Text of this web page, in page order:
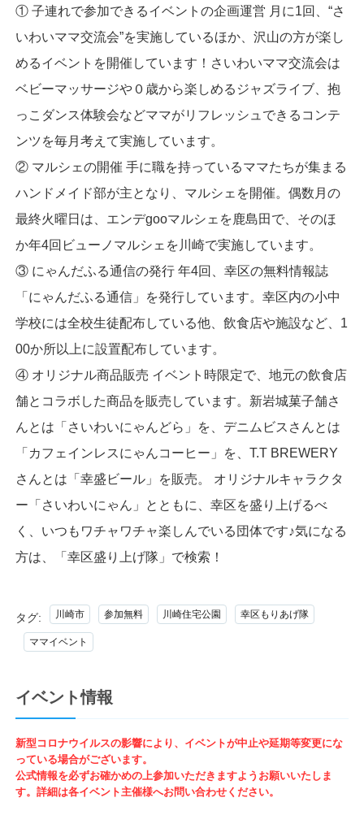
① 子連れで参加できるイベントの企画運営 月に1回、“さ
いわいママ交流会”を実施しているほか、沢山の方が楽し
めるイベントを開催しています！さいわいママ交流会は
ベビーマッサージや０歳から楽しめるジャズライブ、抱
っこダンス体験会などママがリフレッシュできるコンテ
ンツを毎月考えて実施しています。
② マルシェの開催 手に職を持っているママたちが集まる
ハンドメイド部が主となり、マルシェを開催。偶数月の
最終火曜日は、エンデgooマルシェを鹿島田で、そのほ
か年4回ビューノマルシェを川崎で実施しています。
③ にゃんだふる通信の発行 年4回、幸区の無料情報誌
「にゃんだふる通信」を発行しています。幸区内の小中
学校には全校生徒配布している他、飲食店や施設など、1
00か所以上に設置配布しています。
④ オリジナル商品販売 イベント時限定で、地元の飲食店
舗とコラボした商品を販売しています。新岩城菓子舗さ
んとは「さいわいにゃんどら」を、デニムビスさんとは
「カフェインレスにゃんコーヒー」を、T.T BREWERY
さんとは「幸盛ビール」を販売。 オリジナルキャラクタ
ー「さいわいにゃん」とともに、幸区を盛り上げるべ
く、いつもワチャワチャ楽しんでいる団体です♪気になる
方は、「幸区盛り上げ隊」で検索！
タグ: 川崎市 参加無料 川崎住宅公園 幸区もりあげ隊
ママイベント
イベント情報
新型コロナウイルスの影響により、イベントが中止や延期等変更にな
っている場合がございます。
公式情報を必ずお確かめの上参加いただきますようお願いいたしま
す。詳細は各イベント主催様へお問い合わせください。